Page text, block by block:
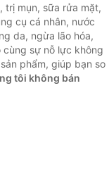
trị mụn, sữa rửa mặt,
cụ cá nhân, nước
da, ngừa lão hóa,
sự nỗ lực không
phẩm, giúp bạn so
tôi không bán